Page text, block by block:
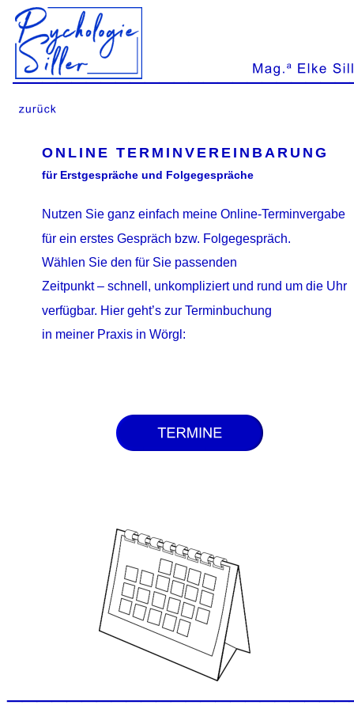
ONLINE TERMINVEREINBARUNG
für Erstgespräche und Folgegespräche
Nutzen Sie ganz einfach meine Online-Terminvergabe
für ein erstes Gespräch bzw. Folgegespräch.
Wählen Sie den für Sie passenden
Zeitpunkt – schnell, unkompliziert und rund um die Uhr
verfügbar. Hier geht’s zur Terminbuchung
in meiner Praxis in Wörgl: